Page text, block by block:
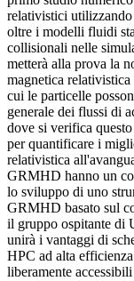
relativistici utilizzando
oltre i modelli fluidi
collisionali nelle
metterà alla prova la
magnetica
cui le particelle
generale dei flussi di
dove si verifica
per quantificare i
relativistica
GRMHD hanno un
lo sviluppo di uno
GRMHD basato sul
il gruppo ospitante di
unirà i vantaggi di
HPC ad alta
liberamente